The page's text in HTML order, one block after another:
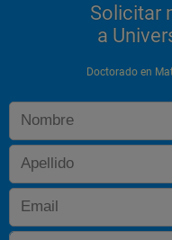
Solicitar
a
Doctorado en